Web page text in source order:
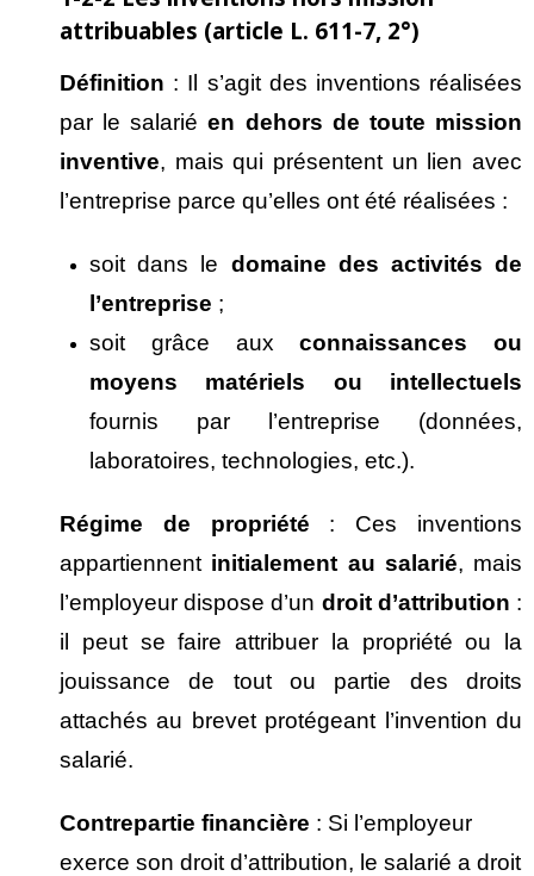
attribuables (article L. 611-7, 2°)
Définition : Il s’agit des inventions réalisées
par le salariéen dehors de toute mission
inventive, mais qui présentent un lien avec
l’entreprise parce qu’elles ont été réalisées :
soit dans le domaine des activités de
l’entreprise ;
soit grâce auxconnaissances ou
moyens matériels ou intellectuels
fournis par l’entreprise (données,
laboratoires, technologies, etc.).
Régime de propriété : Ces inventions
appartiennent initialement au salarié, mais
l’employeur dispose d’un droit d’attribution :
il peut se faire attribuer la propriété ou la
jouissance de tout ou partie des droits
attachés au brevet protégeant l’invention du
salarié.
Contrepartie financière : Si l’employeur
exerce son droit d’attribution, le salarié a droit